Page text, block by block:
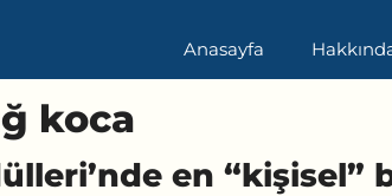
Anasayfa
koca
en “kişisel”